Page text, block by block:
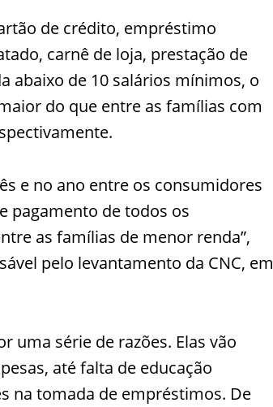
de crédito, empréstimo
carnê de loja, prestação de
abaixo de 10 salários mínimos, o
do que entre as famílias com
e no ano entre os consumidores
pagamento de todos os
as famílias de menor renda”,
pelo levantamento da CNC, em
uma série de razões. Elas vão
até falta de educação
na tomada de empréstimos. De